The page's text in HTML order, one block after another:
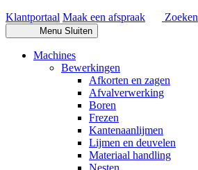
Klantportaal Maak een afspraak Zoeken
Menu Sluiten
Machines
Bewerkingen
Afkorten en zagen
Afvalverwerking
Boren
Frezen
Kantenaanlijmen
Lijmen en deuvelen
Materiaal handling
Nesten